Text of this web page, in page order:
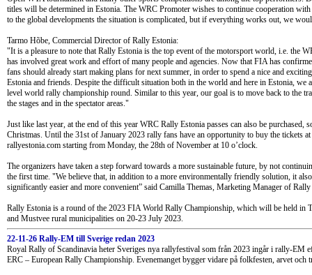
titles will be determined in Estonia. The WRC Promoter wishes to continue cooperation
to the global developments the situation is complicated, but if everything works out, we
Tarmo Hõbe, Commercial Director of Rally Estonia:
"It is a pleasure to note that Rally Estonia is the top event of the motorsport world, i.e. the
has involved great work and effort of many people and agencies. Now that FIA has
fans should already start making plans for next summer, in order to spend a nice and
Estonia and friends. Despite the difficult situation both in the world and here in Estonia, we
level world rally championship round. Similar to this year, our goal is to move back to the
the stages and in the spectator areas."
Just like last year, at the end of this year WRC Rally Estonia passes can also be
Christmas. Until the 31st of January 2023 rally fans have an opportunity to buy the tickets
rallyestonia.com starting from Monday, the 28th of November at 10 o’clock.
The organizers have taken a step forward towards a more sustainable future, by not
the first time. "We believe that, in addition to a more environmentally friendly solution, it
significantly easier and more convenient” said Camilla Themas, Marketing Manager of
Rally Estonia is a round of the 2023 FIA World Rally Championship, which will be held in
and Mustvee rural municipalities on 20-23 July 2023.
22-11-26 Rally-EM till Sverige redan 2023
Royal Rally of Scandinavia heter Sveriges nya rallyfestival som från 2023 ingår i rally-
ERC – European Rally Championship. Evenemanget bygger vidare på folkfesten, arvet